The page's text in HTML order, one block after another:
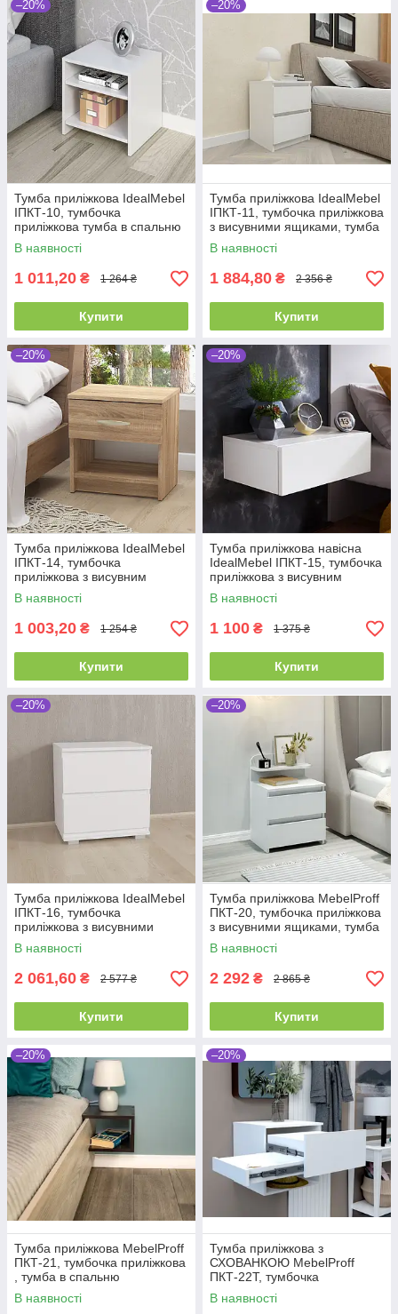
–20%
Тумба приліжкова IdealMebel
ІПКТ-10, тумбочка
приліжкова тумба в спальню
В наявності
1 011,20 ₴ 1 264 ₴
Купити
–20%
Тумба приліжкова IdealMebel
ІПКТ-11, тумбочка приліжкова
з висувними ящиками, тумба
в спальню
В наявності
1 884,80 ₴ 2 356 ₴
Купити
–20%
Тумба приліжкова IdealMebel
ІПКТ-14, тумбочка
приліжкова з висувним
ящиком, тумба в спальню
В наявності
1 003,20 ₴ 1 254 ₴
Купити
–20%
Тумба приліжкова навісна
IdealMebel ІПКТ-15, тумбочка
приліжкова з висувним
ящиком, тумба в спальню
В наявності
1 100 ₴ 1 375 ₴
Купити
–20%
Тумба приліжкова IdealMebel
ІПКТ-16, тумбочка
приліжкова з висувними
ящиками, тумба в спальню
В наявності
2 061,60 ₴ 2 577 ₴
Купити
–20%
Тумба приліжкова MebelProff
ПКТ-20, тумбочка приліжкова
з висувними ящиками, тумба
в спальню
В наявності
2 292 ₴ 2 865 ₴
Купити
–20%
Тумба приліжкова MebelProff
ПКТ-21, тумбочка приліжкова
, тумба в спальню
В наявності
–20%
Тумба приліжкова з
СХОВАНКОЮ MebelProff
ПКТ-22Т, тумбочка
приліжкова з висувною
скринькою та схованкою
В наявності